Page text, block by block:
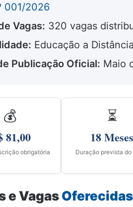
001/2026
Vagas: 320 vagas
Educação a
Publicação Oficial: Maio
💰
81,00
obrigatória
⏳
18 Meses
Duração prevista do
e VagasOferecidas